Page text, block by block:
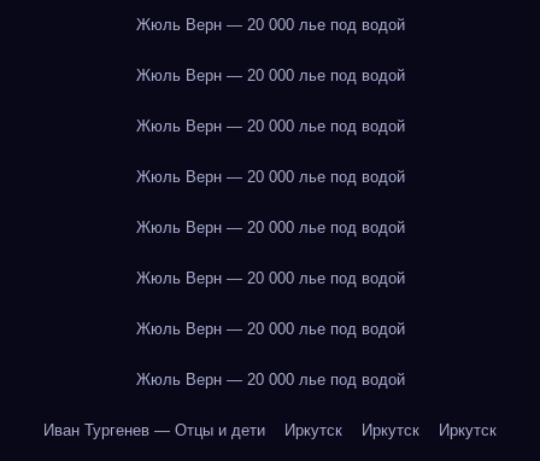
Жюль Верн — 20 000 лье под водой
Жюль Верн — 20 000 лье под водой
Жюль Верн — 20 000 лье под водой
Жюль Верн — 20 000 лье под водой
Жюль Верн — 20 000 лье под водой
Жюль Верн — 20 000 лье под водой
Жюль Верн — 20 000 лье под водой
Жюль Верн — 20 000 лье под водой
Иван Тургенев — Отцы и дети Иркутск Иркутск Иркутск